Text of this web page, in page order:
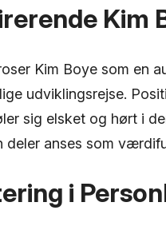
Kim
Kim Boye som en
udviklingsrejse.
sig elsket og hørt i
deler anses som
i